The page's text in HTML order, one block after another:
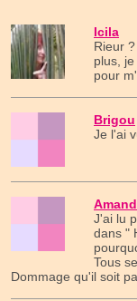
Icila
Rieur
plus,
pour
Brigou
Je l'ai
J'ai lu
dans "
Tous
Dommage qu'il soit